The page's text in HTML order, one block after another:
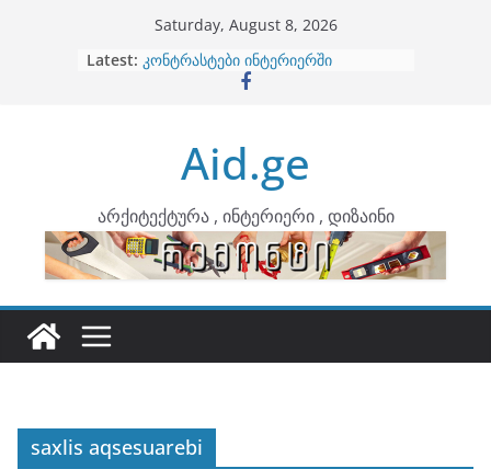
Saturday, August 8, 2026
Latest: ბინების გაერთიანება
კონტრასტები ინტერიერში
ინტერიერის დიზიანი
არტემიდი წარმოგიდგენთ
Aid.ge
არქიტექტურა , ინტერიერი , დიზაინი
saxlis aqsesuarebi